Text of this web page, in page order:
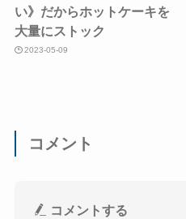
い》だからホットケーキを
大量にストック
2023-05-09
コメント
コメントする